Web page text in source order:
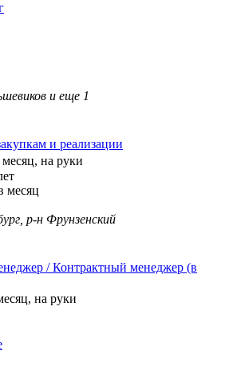
и еще 1
и реализации
месяц, на руки
месяц
р-н Фрунзенский
/ Контрактный менеджер (в
на руки